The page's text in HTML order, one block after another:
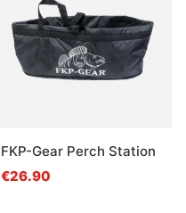
FKP-Gear Perch Station
€26.90